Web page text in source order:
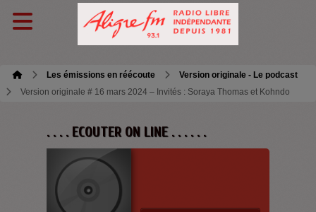
Les émissions en réécoute
Version originale - Le podcast
Version originale # 16 mars 2024 – Invités : Soraya Thomas et Kohndo
. . . . ECOUTER ON LINE . . . . . .